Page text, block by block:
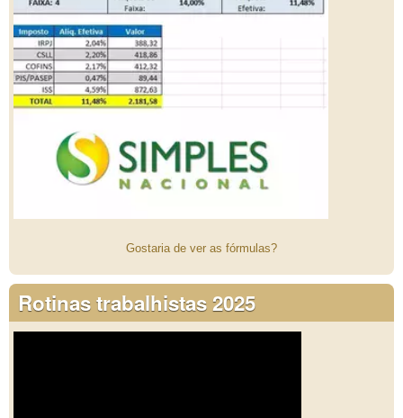
Gostaria de ver as fórmulas?
Rotinas trabalhistas 2025